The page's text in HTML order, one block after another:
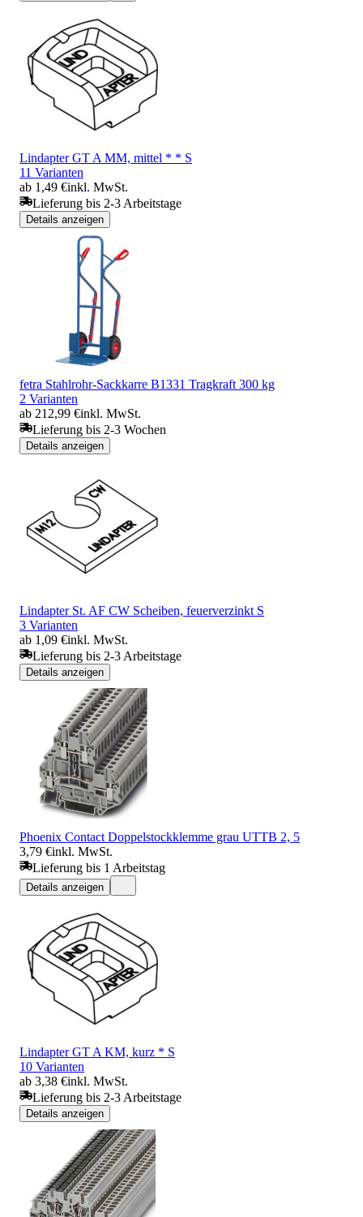
Lindapter GT A MM, mittel * * S
11 Varianten
ab 1,49 €inkl. MwSt.
Lieferung bis 2-3 Arbeitstage
Details anzeigen
fetra Stahlrohr-Sackkarre B1331 Tragkraft 300 kg
2 Varianten
ab 212,99 €inkl. MwSt.
Lieferung bis 2-3 Wochen
Details anzeigen
Lindapter St. AF CW Scheiben, feuerverzinkt S
3 Varianten
ab 1,09 €inkl. MwSt.
Lieferung bis 2-3 Arbeitstage
Details anzeigen
Phoenix Contact Doppelstockklemme grau UTTB 2, 5
3,79 €inkl. MwSt.
Lieferung bis 1 Arbeitstag
Details anzeigen
Lindapter GT A KM, kurz * S
10 Varianten
ab 3,38 €inkl. MwSt.
Lieferung bis 2-3 Arbeitstage
Details anzeigen